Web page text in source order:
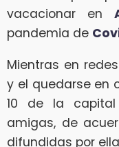
vacacionar en
pandemia de
Mientras en
y el quedarse en
10 de la
amigas, de
difundidas por